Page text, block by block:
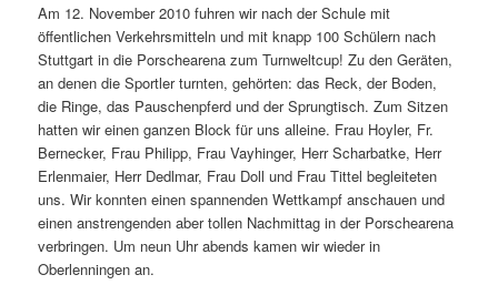
Am 12. November 2010 fuhren wir nach der Schule mit
öffentlichen Verkehrsmitteln und mit knapp 100 Schülern nach
Stuttgart in die Porschearena zum Turnweltcup! Zu den Geräten,
an denen die Sportler turnten, gehörten: das Reck, der Boden,
die Ringe, das Pauschenpferd und der Sprungtisch. Zum Sitzen
hatten wir einen ganzen Block für uns alleine. Frau Hoyler, Fr.
Bernecker, Frau Philipp, Frau Vayhinger, Herr Scharbatke, Herr
Erlenmaier, Herr Dedlmar, Frau Doll und Frau Tittel begleiteten
uns. Wir konnten einen spannenden Wettkampf anschauen und
einen anstrengenden aber tollen Nachmittag in der Porschearena
verbringen. Um neun Uhr abends kamen wir wieder in
Oberlenningen an.